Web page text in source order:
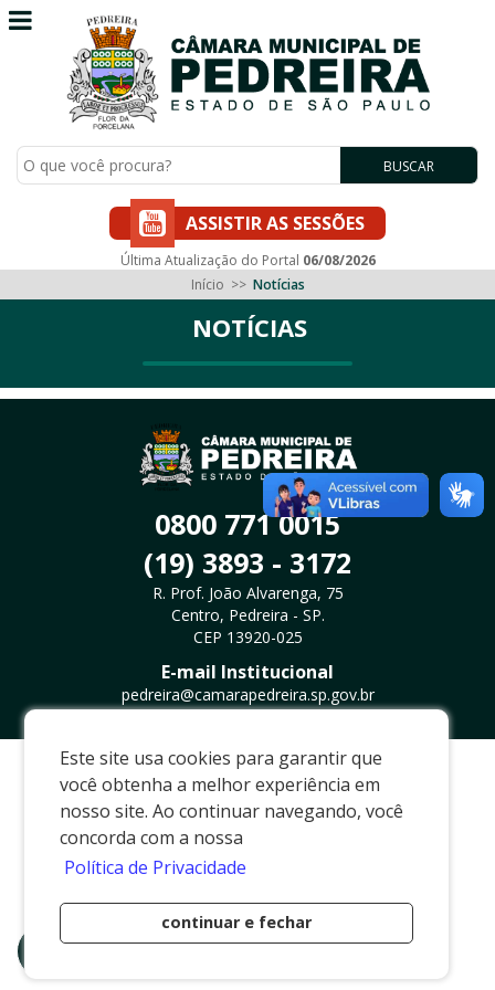
Este site usa cookies para garantir que
você obtenha a melhor experiência em
nosso site. Ao continuar navegando, você
concorda com a nossa
Política de Privacidade
continuar e fechar
BUSCAR
ASSISTIR AS SESSÕES
Última Atualização do Portal 06/08/2026
Início >> Notícias
NOTÍCIAS
0800 771 0015
(19) 3893 - 3172
R. Prof. João Alvarenga, 75
Centro, Pedreira - SP.
CEP 13920-025
E-mail Institucional
pedreira@camarapedreira.sp.gov.br
Desenvolvido por Via Brasil Web Project